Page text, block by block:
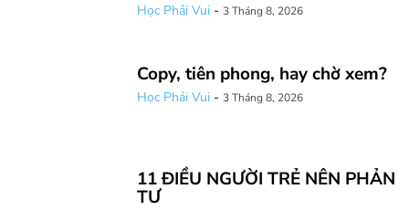
Học Phải Vui - 3 Tháng 8, 2026
Copy, tiên phong, hay chờ xem?
Học Phải Vui - 3 Tháng 8, 2026
11 ĐIỀU NGƯỜI TRẺ NÊN PHẢN
TƯ